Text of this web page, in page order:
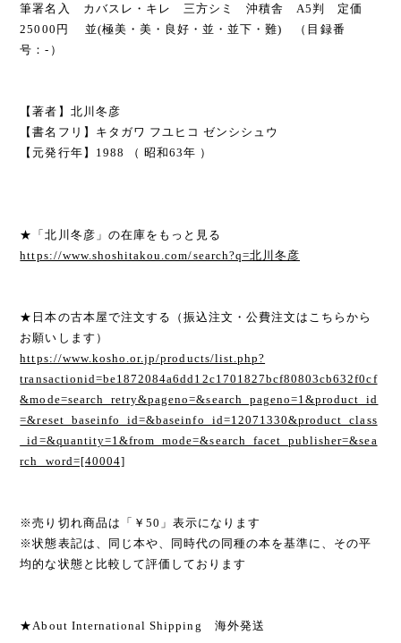
筆署名入 カバスレ・キレ 三方シミ 沖積舎 A5判 定価
25000円 並(極美・美・良好・並・並下・難) （目録番
号：-）
【著者】北川冬彦
【書名フリ】キタガワ フユヒコ ゼンシシュウ
【元発行年】1988 （ 昭和63年 ）
★「北川冬彦」の在庫をもっと見る
https://www.shoshitakou.com/search?q=北川冬彦
★日本の古本屋で注文する（振込注文・公費注文はこちらから
お願いします）
https://www.kosho.or.jp/products/list.php?
transactionid=be1872084a6dd12c1701827bcf80803cb632f0cf
&mode=search_retry&pageno=&search_pageno=1&product_id
=&reset_baseinfo_id=&baseinfo_id=12071330&product_class
_id=&quantity=1&from_mode=&search_facet_publisher=&sea
rch_word=[40004]
※売り切れ商品は「￥50」表示になります
※状態表記は、同じ本や、同時代の同種の本を基準に、その平
均的な状態と比較して評価しております
★About International Shipping 海外発送